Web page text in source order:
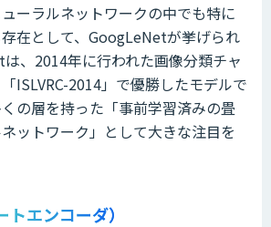
ーラルネットワークの中でも特に
在として、GoogLeNetが挙げられ
、2014年に行われた画像分類チャ
ISLVRC-2014」で優勝したモデルで
の層を持った「事前学習済みの畳
ットワーク」として大きな注目を
エンコーダ）